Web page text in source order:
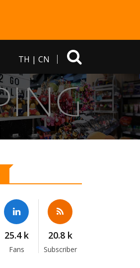
TH | CN
25.4 k
Fans
20.8 k
Subscriber